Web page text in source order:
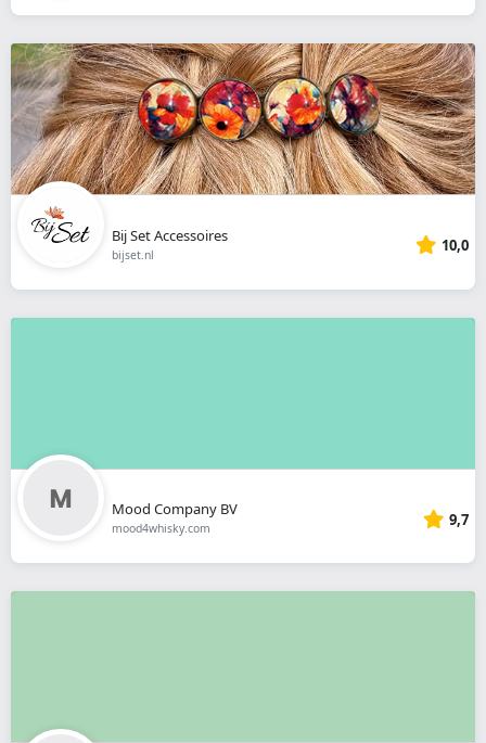
Bij Set Accessoires
bijset.nl 10,0
Mood Company BV
mood4whisky.com 9,7